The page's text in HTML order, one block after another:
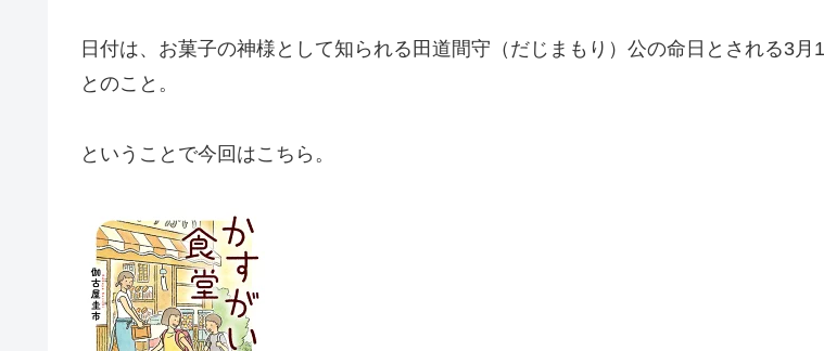
日付は、お菓子の神様として知られる田道間守（だじまもり）公の命日とされる3月
とのこと。
ということで今回はこちら。